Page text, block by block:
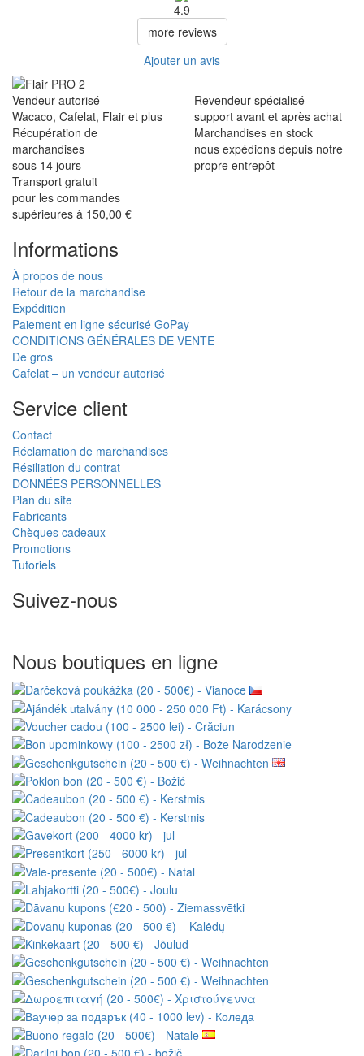
4.9
more reviews
Ajouter un avis
Vendeur autorisé
Wacaco, Cafelat, Flair et plus
Revendeur spécialisé
support avant et après achat
Récupération de
marchandises
sous 14 jours
Marchandises en stock
nous expédions depuis notre
propre entrepôt
Transport gratuit
pour les commandes
supérieures à 150,00 €
Informations
À propos de nous
Retour de la marchandise
Expédition
Paiement en ligne sécurisé GoPay
CONDITIONS GÉNÉRALES DE VENTE
De gros
Cafelat – un vendeur autorisé
Service client
Contact
Réclamation de marchandises
Résiliation du contrat
DONNÉES PERSONNELLES
Plan du site
Fabricants
Chèques cadeaux
Promotions
Tutoriels
Suivez-nous
Nous boutiques en ligne